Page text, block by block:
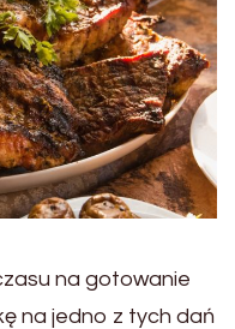
na gotowanie
na jedno z tych dań